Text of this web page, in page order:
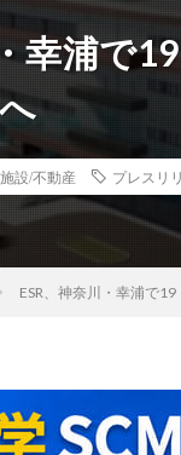
幸浦で
設/不動産 プレスリ
ESR、神奈川・幸浦で